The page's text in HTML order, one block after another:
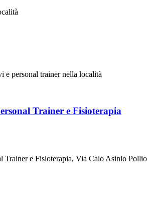
e personal trainer nella località
Trainer e Fisioterapia
Trainer e Fisioterapia, Via Caio Asinio